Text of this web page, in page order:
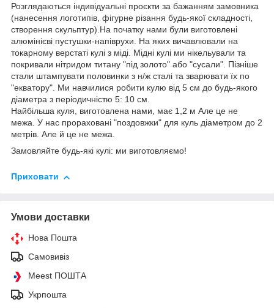
Розглядаються індивідуальні проєкти за бажанням замовника
(нанесення логотипів, фігурне різання будь-якої складності,
створення скульптур).На початку нами були виготовлені
алюмінієві пустушки-напіврухи. На яких вичавлювали на
токарному верстаті кулі з міді. Мідні кулі ми нікельували та
покривали нітридом титану "під золото" або "сусали". Пізніше
стали штампувати половинки з н/ж сталі та зварювати їх по
"екватору". Ми навчилися робити кулю від 5 см до будь-якого
діаметра з періодичністю 5: 10 см.
Найбільша куля, виготовлена нами, має 1,2 м Але це не
межа. У нас прораховані "поздовжки" для куль діаметром до 2
метрів. Але й це не межа.
Замовляйте будь-які кулі: ми виготовляємо!
Приховати
Умови доставки
Нова Пошта
Самовивіз
Meest ПОШТА
Укрпошта